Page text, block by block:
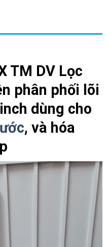
TM DV Lọc
phân phối lõi
dùng cho
, và hóa